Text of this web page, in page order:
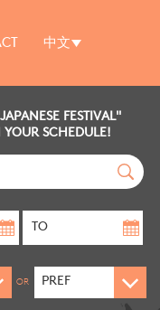
中文
FESTIVAL"
YOUR SCHEDULE!
OR